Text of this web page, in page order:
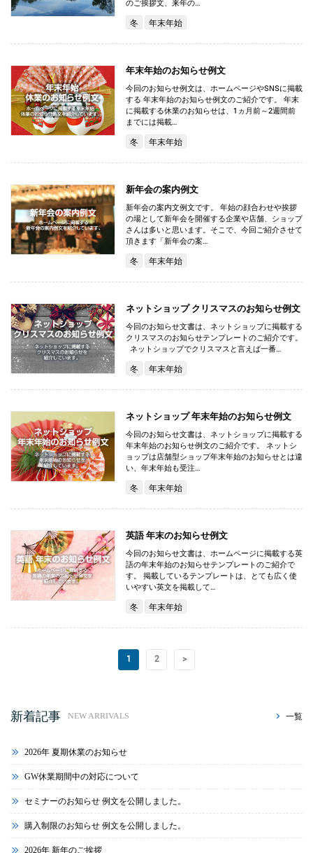
のご挨拶文、来年の…
冬 年末年始
年末年始のお知らせ例文
今回のお知らせ例文は、ホームページやSNSに掲載
する 年末年始のお知らせ例文のご紹介です。 年末
に掲載する休業のお知らせは、1ヵ月前～2週間前
までには掲載…
冬 年末年始
新年会の案内例文
新年会の案内文例文です。 年始の顔合わせや挨拶
の場として新年会を開催する企業や店舗、ショップ
さんは多いと思います。そこで、今回ご紹介させて
頂きます「新年会の案…
冬 年末年始
ネットショップ クリスマスのお知らせ例文
今回のお知らせ文書は、ネットショップに掲載する
クリスマスのお知らせテンプレートのご紹介です。
ネットショップでクリスマスと言えば一番…
冬 年末年始
ネットショップ 年末年始のお知らせ例文
今回のお知らせ文書は、ネットショップに掲載する
年末年始のお知らせ例文のご紹介です。 ネットシ
ョップは店舗型ショップ年末年始のお知らせとは違
い、年末年始も受注…
冬 年末年始
英語 年末のお知らせ例文
今回のお知らせ文書は、ホームページに掲載する英
語の年末年始のお知らせテンプレートのご紹介で
す。 掲載しているテンプレートは、とても広く使
いやすい英文を掲載して…
冬 年末年始
1 2 >
新着記事 NEW ARRIVALS 一覧
2026年 夏期休業のお知らせ
GW休業期間中の対応について
セミナーのお知らせ 例文を公開しました。
購入制限のお知らせ 例文を公開しました。
2026年 新年のご挨拶